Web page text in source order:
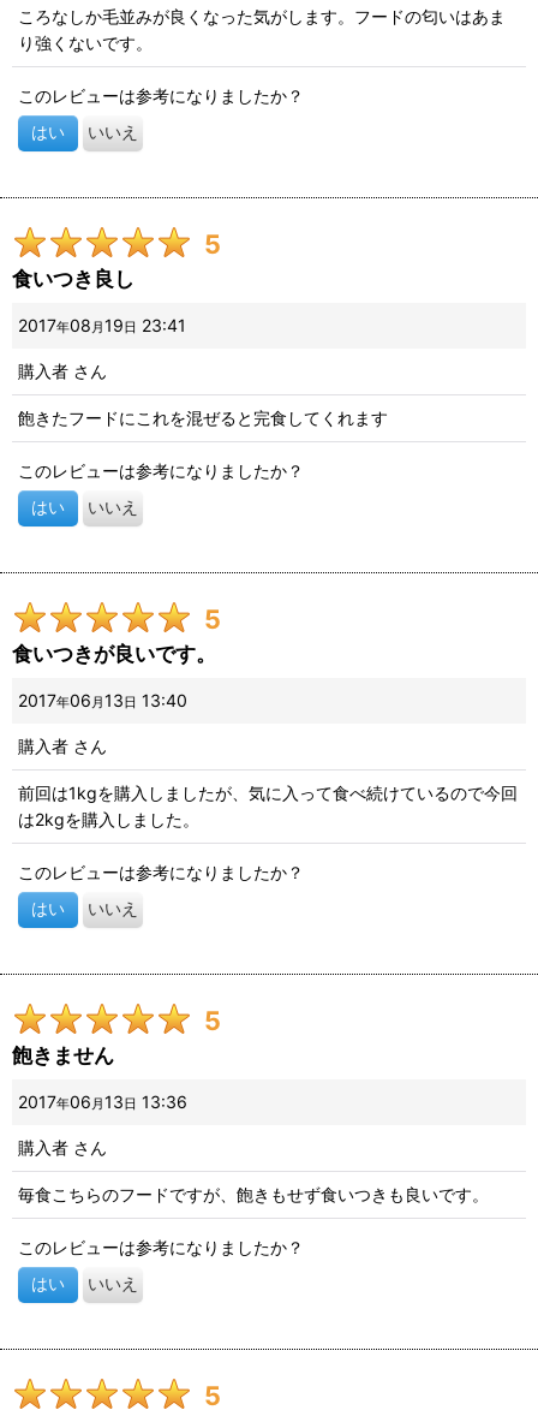
ころなしか毛並みが良くなった気がします。フードの匂いはあま
り強くないです。
このレビューは参考になりましたか？
はい いいえ
5
食いつき良し
2017年08 月 19 日 23:41
購入者 さん
飽きたフードにこれを混ぜると完食してくれます
このレビューは参考になりましたか？
はい いいえ
5
食いつきが良いです。
2017年06 月 13 日 13:40
購入者 さん
前回は1kgを購入しましたが、気に入って食べ続けているので今回
は2kgを購入しました。
このレビューは参考になりましたか？
はい いいえ
5
飽きません
2017年06 月 13 日 13:36
購入者 さん
毎食こちらのフードですが、飽きもせず食いつきも良いです。
このレビューは参考になりましたか？
はい いいえ
5